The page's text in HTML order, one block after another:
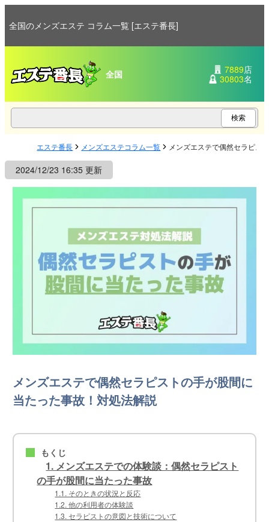
全国のメンズエステ コラム一覧 [エステ番長]
全国 7889店
30803名
エステ番長 メンズエステコラム一覧 メンズエステで偶然セラピス
2024/12/23 16:35 更新
メンズエステで偶然セラピストの手が股間に
当たった事故！対処法解説
■ もくじ
1. メンズエステでの体験談：偶然セラピスト
の手が股間に当たった事故
1.1. そのときの状況と反応
1.2. 他の利用者の体験談
1.3. セラピストの意図と技術について